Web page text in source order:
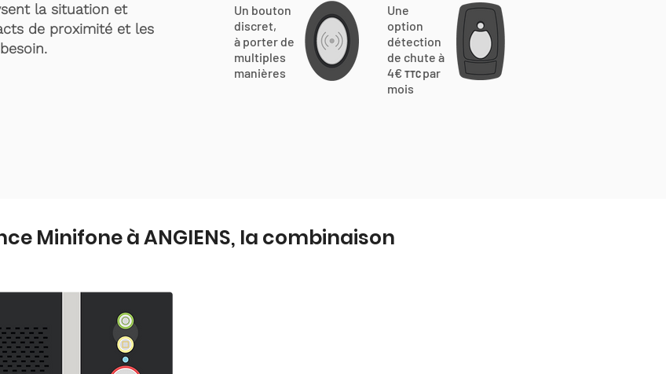
la situation et
de proximité et les
Un bouton
discret,
à porter de
multiples
manières
Une
option
détection
de chute à
4€ TTC par
mois
Minifone à ANGIENS, la combinaison